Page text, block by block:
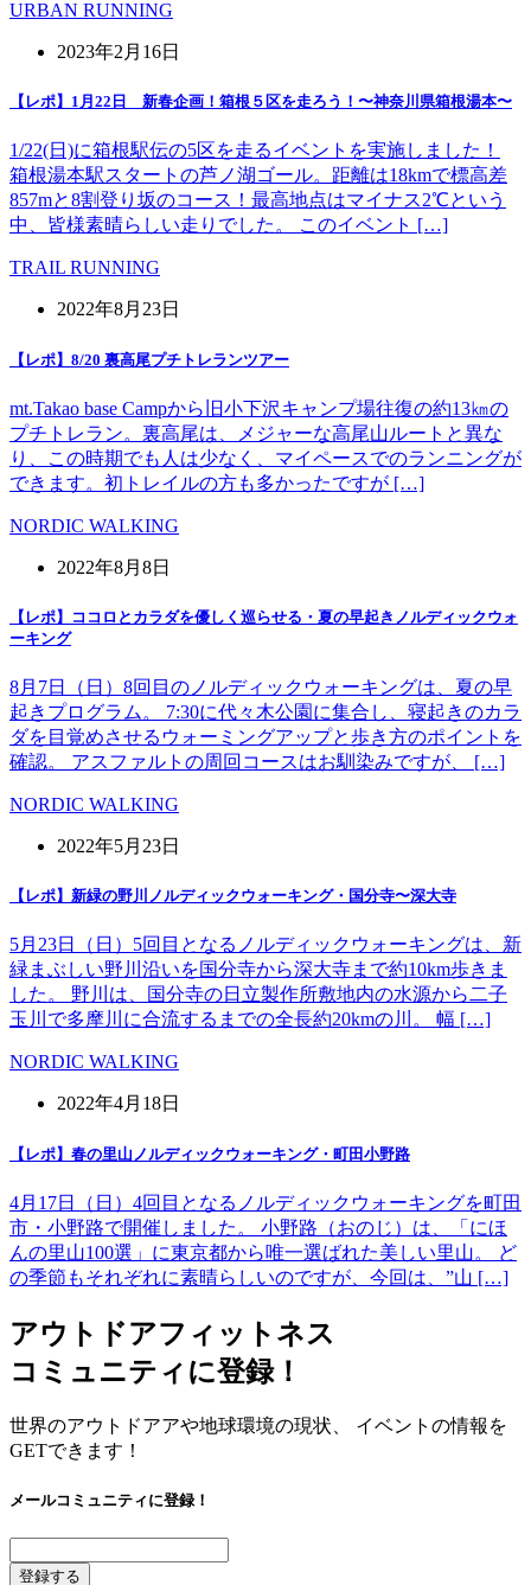
URBAN RUNNING
2023年2月16日
【レポ】1月22日 新春企画！箱根５区を走ろう！〜神奈川県箱根湯本〜
1/22(日)に箱根駅伝の5区を走るイベントを実施しました！
箱根湯本駅スタートの芦ノ湖ゴール。距離は18kmで標高差
857mと8割登り坂のコース！最高地点はマイナス2℃という
中、皆様素晴らしい走りでした。 このイベント […]
TRAIL RUNNING
2022年8月23日
【レポ】8/20 裏高尾プチトレランツアー
mt.Takao base Campから旧小下沢キャンプ場往復の約13㎞の
プチトレラン。裏高尾は、メジャーな高尾山ルートと異な
り、この時期でも人は少なく、マイペースでのランニングが
できます。初トレイルの方も多かったですが […]
NORDIC WALKING
2022年8月8日
【レポ】ココロとカラダを優しく巡らせる・夏の早起きノルディックウォ
ーキング
8月7日（日）8回目のノルディックウォーキングは、夏の早
起きプログラム。 7:30に代々木公園に集合し、寝起きのカラ
ダを目覚めさせるウォーミングアップと歩き方のポイントを
確認。 アスファルトの周回コースはお馴染みですが、 […]
NORDIC WALKING
2022年5月23日
【レポ】新緑の野川ノルディックウォーキング・国分寺〜深大寺
5月23日（日）5回目となるノルディックウォーキングは、新
緑まぶしい野川沿いを国分寺から深大寺まで約10km歩きま
した。 野川は、国分寺の日立製作所敷地内の水源から二子
玉川で多摩川に合流するまでの全長約20kmの川。 幅 […]
NORDIC WALKING
2022年4月18日
【レポ】春の里山ノルディックウォーキング・町田小野路
4月17日（日）4回目となるノルディックウォーキングを町田
市・小野路で開催しました。 小野路（おのじ）は、「にほ
んの里山100選」に東京都から唯一選ばれた美しい里山。 ど
の季節もそれぞれに素晴らしいのですが、今回は、”山 […]
アウトドアフィットネス
コミュニティに登録！
世界のアウトドアアや地球環境の現状、 イベントの情報を
GETできます！
メールコミュニティに登録！